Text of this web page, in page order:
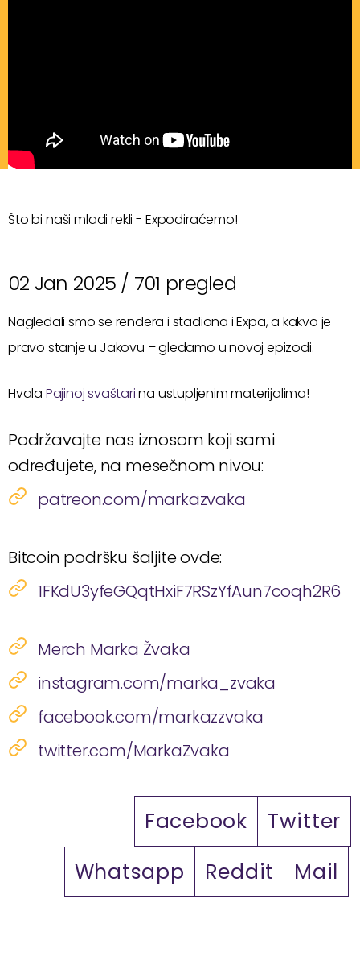
Što bi naši mladi rekli - Expodiraćemo!
02 Jan 2025 / 701 pregled
Nagledali smo se rendera i stadiona i Expa, a kakvo je
pravo stanje u Jakovu – gledamo u novoj epizodi.
Hvala Pajinoj svaštarina ustupljenim materijalima!
Podržavajte nas iznosom koji sami
određujete, na mesečnom nivou:
patreon.com/markazvaka
Bitcoin podršku šaljite ovde:
1FKdU3yfeGQqtHxiF7RSzYfAun7coqh2R6
Merch Marka Žvaka
instagram.com/marka_zvaka
facebook.com/markazzvaka
twitter.com/MarkaZvaka
Facebook
Twitter
Whatsapp
Reddit Mail